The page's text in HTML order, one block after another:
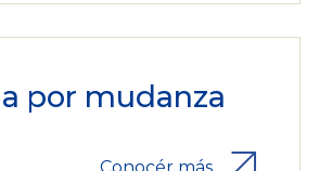
por mudanza